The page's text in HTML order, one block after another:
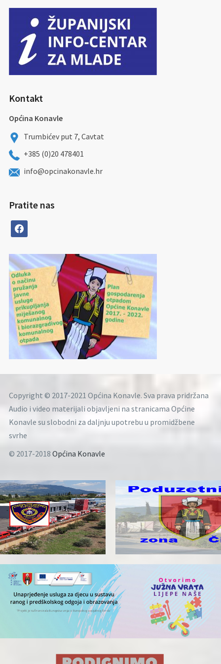
Kontakt
Općina Konavle
Trumbićev put 7, Cavtat
+385 (0)20 478401
info@opcinakonavle.hr
Pratite nas
facebook
Copyright © 2017-2021 Općina Konavle. Sva prava pridržana
Audio i video materijali objavljeni na stranicama Općine
Konavle su slobodni za daljnju upotrebu u promidžbene
svrhe
© 2017-2018 Općina Konavle